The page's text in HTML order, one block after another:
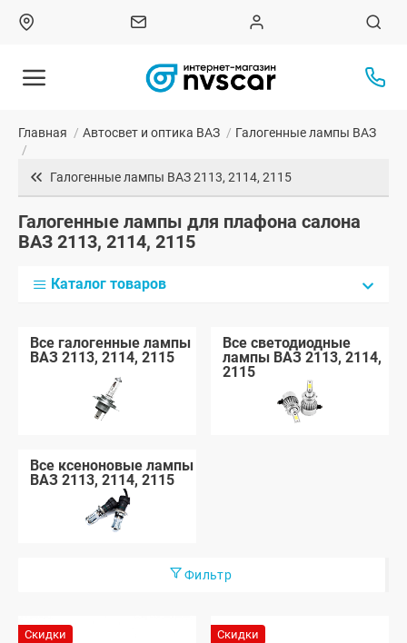
Главная / Автосвет и оптика ВАЗ / Галогенные лампы ВАЗ
/
Галогенные лампы ВАЗ 2113, 2114, 2115
Галогенные лампы для плафона салона
ВАЗ 2113, 2114, 2115
Каталог товаров
Все галогенные лампы
ВАЗ 2113, 2114, 2115
Все светодиодные
лампы ВАЗ 2113, 2114,
2115
Все ксеноновые лампы
ВАЗ 2113, 2114, 2115
Фильтр
Скидки Скидки